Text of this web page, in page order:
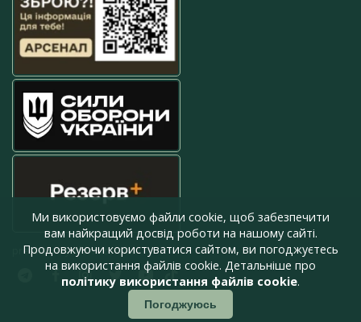
press@armyinform.com.ua
Ми використовуємо файли cookie, щоб забезпечити
вам найкращий досвід роботи на нашому сайті.
Продовжуючи користуватися сайтом, ви погоджуєтесь
на використання файлів cookie. Детальніше про
політику використання файлів cookie.
Погоджуюсь